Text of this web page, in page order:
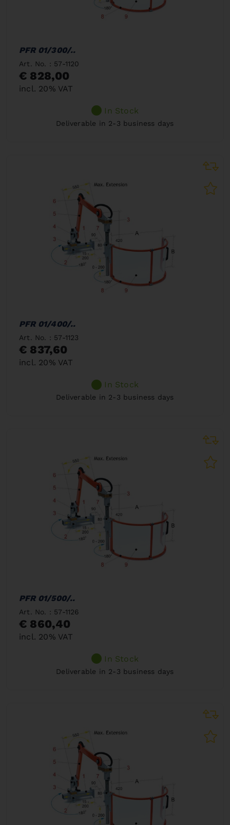
PFR 01/300/..
Art. No. : 57-1120
€ 828,00
incl. 20% VAT
In Stock
Deliverable in 2-3 business days
PFR 01/400/..
Art. No. : 57-1123
€ 837,60
incl. 20% VAT
In Stock
Deliverable in 2-3 business days
PFR 01/500/..
Art. No. : 57-1126
€ 860,40
incl. 20% VAT
In Stock
Deliverable in 2-3 business days